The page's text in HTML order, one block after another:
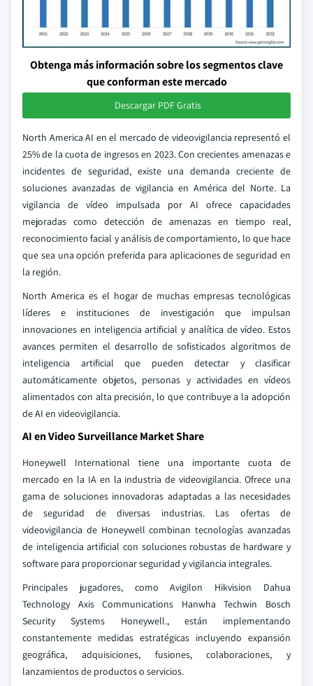
Obtenga más información sobre los segmentos clave
que conforman este mercado
Descargar PDF Gratis
North America AI en el mercado de videovigilancia representó el
25% de la cuota de ingresos en 2023. Con crecientes amenazas e
incidentes de seguridad, existe una demanda creciente de
soluciones avanzadas de vigilancia en América del Norte. La
vigilancia de vídeo impulsada por AI ofrece capacidades
mejoradas como detección de amenazas en tiempo real,
reconocimiento facial y análisis de comportamiento, lo que hace
que sea una opción preferida para aplicaciones de seguridad en
la región.
North America es el hogar de muchas empresas tecnológicas
líderes e instituciones de investigación que impulsan
innovaciones en inteligencia artificial y analítica de vídeo. Estos
avances permiten el desarrollo de sofisticados algoritmos de
inteligencia artificial que pueden detectar y clasificar
automáticamente objetos, personas y actividades en vídeos
alimentados con alta precisión, lo que contribuye a la adopción
de AI en videovigilancia.
AI en Video Surveillance Market Share
Honeywell International tiene una importante cuota de
mercado en la IA en la industria de videovigilancia. Ofrece una
gama de soluciones innovadoras adaptadas a las necesidades
de seguridad de diversas industrias. Las ofertas de
videovigilancia de Honeywell combinan tecnologías avanzadas
de inteligencia artificial con soluciones robustas de hardware y
software para proporcionar seguridad y vigilancia integrales.
Principales jugadores, como Avigilon Hikvision Dahua
Technology Axis Communications Hanwha Techwin Bosch
Security Systems Honeywell., están implementando
constantemente medidas estratégicas incluyendo expansión
geográfica, adquisiciones, fusiones, colaboraciones, y
lanzamientos de productos o servicios.